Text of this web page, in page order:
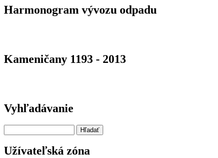
Harmonogram vývozu odpadu
Kameničany 1193 - 2013
Vyhľadávanie
Užívateľská zóna